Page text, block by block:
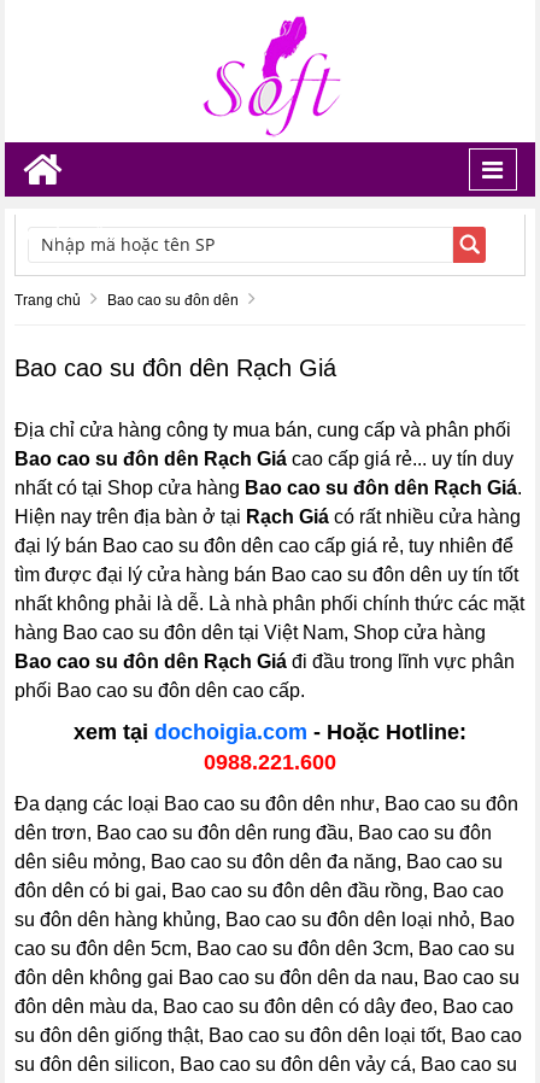
TÌM KIẾM
Trang chủ Bao cao su đôn dên
Bao cao su đôn dên Rạch Giá
Địa chỉ cửa hàng công ty mua bán, cung cấp và phân phối
Bao cao su đôn dên Rạch Giá cao cấp giá rẻ... uy tín duy
nhất có tại Shop cửa hàng Bao cao su đôn dên Rạch Giá.
Hiện nay trên địa bàn ở tại Rạch Giá có rất nhiều cửa hàng
đại lý bán Bao cao su đôn dên cao cấp giá rẻ, tuy nhiên để
tìm được đại lý cửa hàng bán Bao cao su đôn dên uy tín tốt
nhất không phải là dễ. Là nhà phân phối chính thức các mặt
hàng Bao cao su đôn dên tại Việt Nam, Shop cửa hàng
Bao cao su đôn dên Rạch Giá đi đầu trong lĩnh vực phân
phối Bao cao su đôn dên cao cấp.
xem tại dochoigia.com - Hoặc Hotline:
0988.221.600
Đa dạng các loại Bao cao su đôn dên như, Bao cao su đôn
dên trơn, Bao cao su đôn dên rung đầu, Bao cao su đôn
dên siêu mỏng, Bao cao su đôn dên đa năng, Bao cao su
đôn dên có bi gai, Bao cao su đôn dên đầu rồng, Bao cao
su đôn dên hàng khủng, Bao cao su đôn dên loại nhỏ, Bao
cao su đôn dên 5cm, Bao cao su đôn dên 3cm, Bao cao su
đôn dên không gai Bao cao su đôn dên da nau, Bao cao su
đôn dên màu da, Bao cao su đôn dên có dây đeo, Bao cao
su đôn dên giống thật, Bao cao su đôn dên loại tốt, Bao cao
su đôn dên silicon, Bao cao su đôn dên vảy cá, Bao cao su